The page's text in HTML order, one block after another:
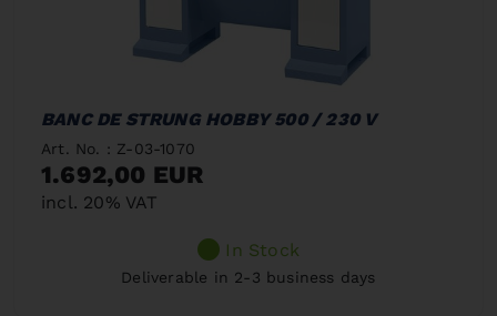
BANC DE STRUNG HOBBY 500 / 230 V
Art. No. : Z-03-1070
1.692,00 EUR
incl. 20% VAT
In Stock
Deliverable in 2-3 business days